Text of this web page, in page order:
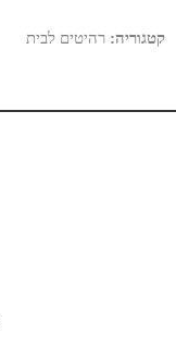
קטגוריה: רהיטים לבית